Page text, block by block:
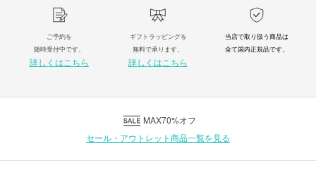
ご予約を
随時受付中です。
詳しくはこちら
ギフトラッピングを
無料で承ります。
詳しくはこちら
当店で取り扱う商品は
全て国内正規品です。
MAX70%オフ
セール・アウトレット商品一覧を見る